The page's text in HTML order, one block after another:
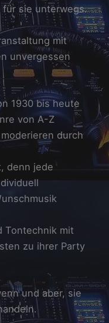
für sie unterwegs.
mit
unvergessen
1930 bis heute
von A-Z
durch
denn jede
Tontechnik mit
zu ihrer Party
und aber, sie